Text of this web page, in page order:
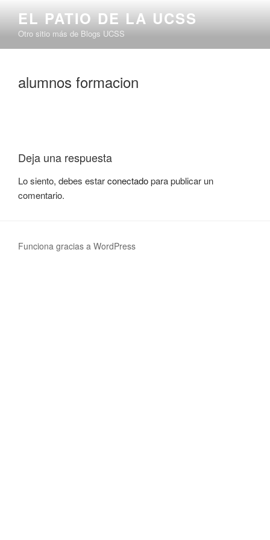
contenido
EL PATIO DE LA UCSS
Otro sitio más de Blogs UCSS
alumnos formacion
Deja una respuesta
Lo siento, debes estarconectadopara publicar un
comentario.
Funciona gracias a WordPress